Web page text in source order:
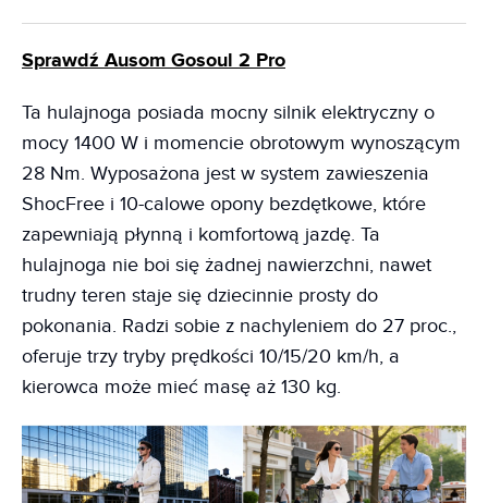
Sprawdź Ausom Gosoul 2 Pro
Ta hulajnoga posiada mocny silnik elektryczny o
mocy 1400 W i momencie obrotowym wynoszącym
28 Nm. Wyposażona jest w system zawieszenia
ShocFree i 10-calowe opony bezdętkowe, które
zapewniają płynną i komfortową jazdę. Ta
hulajnoga nie boi się żadnej nawierzchni, nawet
trudny teren staje się dziecinnie prosty do
pokonania. Radzi sobie z nachyleniem do 27 proc.,
oferuje trzy tryby prędkości 10/15/20 km/h, a
kierowca może mieć masę aż 130 kg.